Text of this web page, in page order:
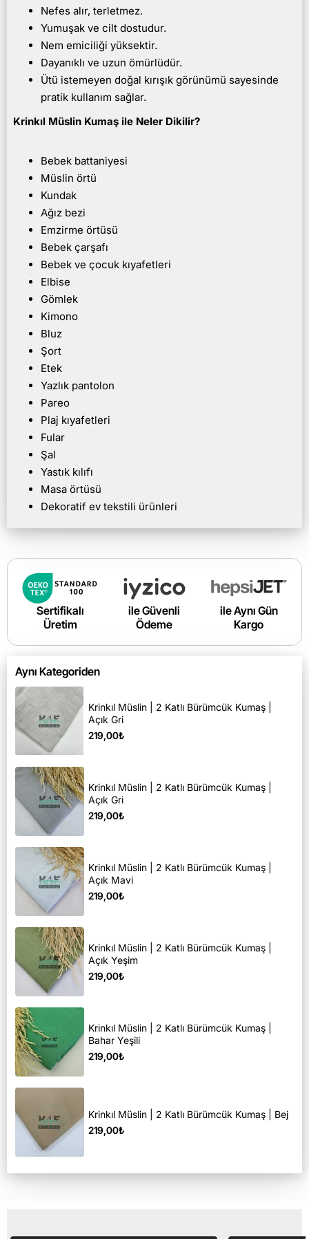
Nefes alır, terletmez.
Yumuşak ve cilt dostudur.
Nem emiciliği yüksektir.
Dayanıklı ve uzun ömürlüdür.
Ütü istemeyen doğal kırışık görünümü sayesinde
pratik kullanım sağlar.
Krinkıl Müslin Kumaş ile Neler Dikilir?
Bebek battaniyesi
Müslin örtü
Kundak
Ağız bezi
Emzirme örtüsü
Bebek çarşafı
Bebek ve çocuk kıyafetleri
Elbise
Gömlek
Kimono
Bluz
Şort
Etek
Yazlık pantolon
Pareo
Plaj kıyafetleri
Fular
Şal
Yastık kılıfı
Masa örtüsü
Dekoratif ev tekstili ürünleri
Sertifikalı
Üretim
ile Güvenli
Ödeme
ile Aynı Gün
Kargo
Aynı Kategoriden
Krinkıl Müslin | 2 Katlı Bürümcük Kumaş |
Açık Gri
219,00₺
Krinkıl Müslin | 2 Katlı Bürümcük Kumaş |
Açık Gri
219,00₺
Krinkıl Müslin | 2 Katlı Bürümcük Kumaş |
Açık Mavi
219,00₺
Krinkıl Müslin | 2 Katlı Bürümcük Kumaş |
Açık Yeşim
219,00₺
Krinkıl Müslin | 2 Katlı Bürümcük Kumaş |
Bahar Yeşili
219,00₺
Krinkıl Müslin | 2 Katlı Bürümcük Kumaş | Bej
219,00₺